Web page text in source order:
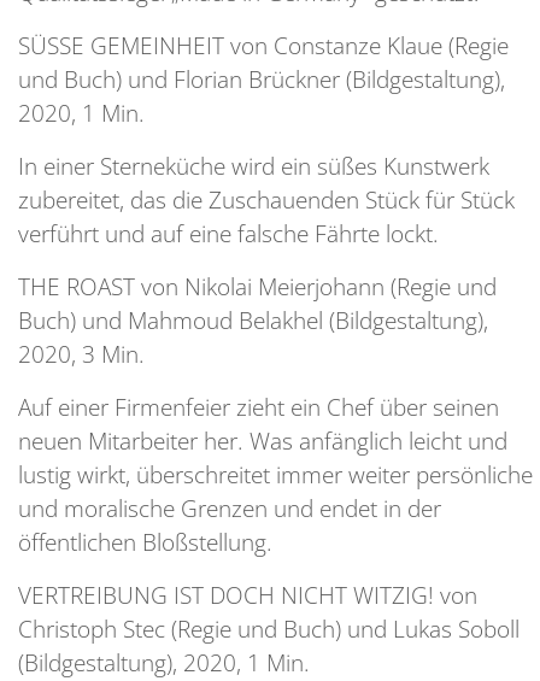
SÜSSE GEMEINHEIT von Constanze Klaue (Regie
und Buch) und Florian Brückner (Bildgestaltung),
2020, 1 Min.
In einer Sterneküche wird ein süßes Kunstwerk
zubereitet, das die Zuschauenden Stück für Stück
verführt und auf eine falsche Fährte lockt.
THE ROAST von Nikolai Meierjohann (Regie und
Buch) und Mahmoud Belakhel (Bildgestaltung),
2020, 3 Min.
Auf einer Firmenfeier zieht ein Chef über seinen
neuen Mitarbeiter her. Was anfänglich leicht und
lustig wirkt, überschreitet immer weiter persönliche
und moralische Grenzen und endet in der
öffentlichen Bloßstellung.
VERTREIBUNG IST DOCH NICHT WITZIG! von
Christoph Stec (Regie und Buch) und Lukas Soboll
(Bildgestaltung), 2020, 1 Min.